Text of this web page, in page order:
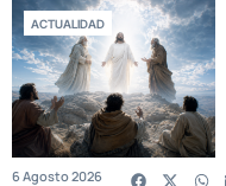
ACTUALIDAD
6 Agosto 2026